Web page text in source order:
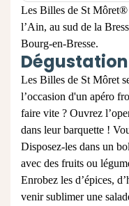
Les Billes de St Môret®
l’Ain, au sud de la
Bourg-en-Bresse.
Dégustation
Les Billes de St Môret
l’occasion d'un apéro
faire vite ? Ouvrez
dans leur barquette !
Disposez-les dans un
avec des fruits ou
Enrobez les d’épices,
venir sublimer une